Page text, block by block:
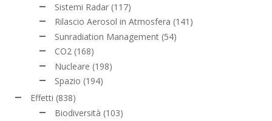
Sistemi Radar (117)
Rilascio Aerosol in Atmosfera (141)
Sunradiation Management (54)
CO2 (168)
Nucleare (198)
Spazio (194)
Effetti (838)
Biodiversità (103)